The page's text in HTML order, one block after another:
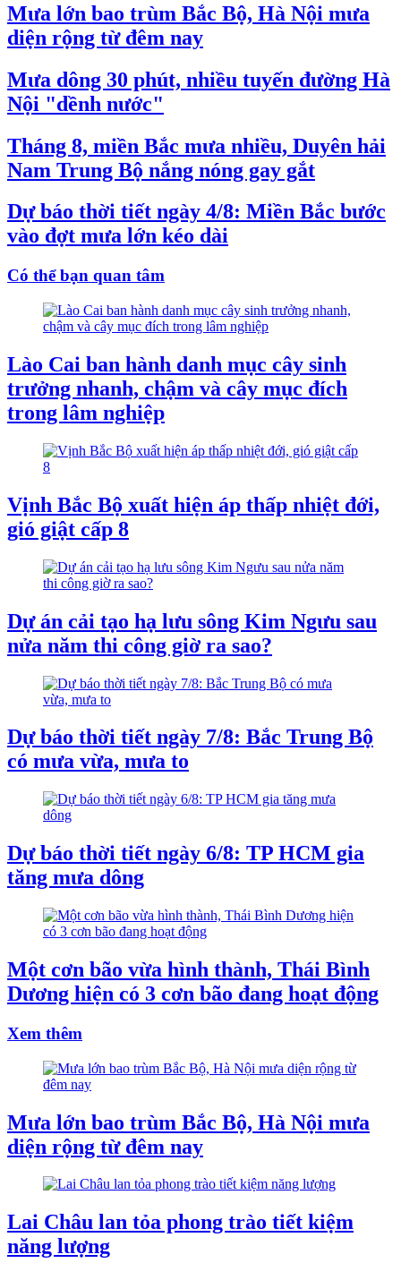
Mưa lớn bao trùm Bắc Bộ, Hà Nội mưa
diện rộng từ đêm nay
Mưa dông 30 phút, nhiều tuyến đường Hà
Nội "dềnh nước"
Tháng 8, miền Bắc mưa nhiều, Duyên hải
Nam Trung Bộ nắng nóng gay gắt
Dự báo thời tiết ngày 4/8: Miền Bắc bước
vào đợt mưa lớn kéo dài
Có thể bạn quan tâm
Lào Cai ban hành danh mục cây sinh
trưởng nhanh, chậm và cây mục đích
trong lâm nghiệp
Vịnh Bắc Bộ xuất hiện áp thấp nhiệt đới,
gió giật cấp 8
Dự án cải tạo hạ lưu sông Kim Ngưu sau
nửa năm thi công giờ ra sao?
Dự báo thời tiết ngày 7/8: Bắc Trung Bộ
có mưa vừa, mưa to
Dự báo thời tiết ngày 6/8: TP HCM gia
tăng mưa dông
Một cơn bão vừa hình thành, Thái Bình
Dương hiện có 3 cơn bão đang hoạt động
Xem thêm
Mưa lớn bao trùm Bắc Bộ, Hà Nội mưa
diện rộng từ đêm nay
Lai Châu lan tỏa phong trào tiết kiệm
năng lượng